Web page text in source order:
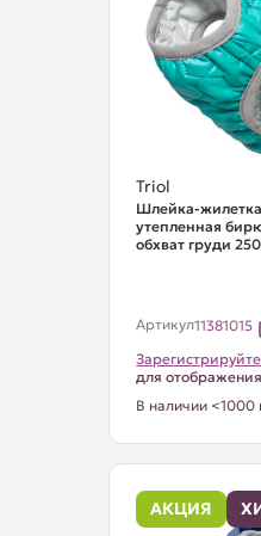
Triol
Шлейка-
утепленная
обхват груди
Артикул11381015
для
В наличии <1000
АКЦИЯ